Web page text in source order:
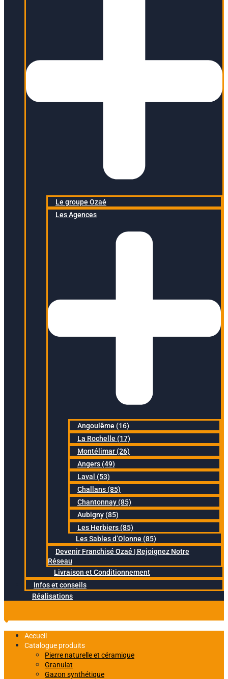
Le groupe Ozaé
Les Agences
Angoulême (16)
La Rochelle (17)
Montélimar (26)
Angers (49)
Laval (53)
Challans (85)
Chantonnay (85)
Aubigny (85)
Les Herbiers (85)
Les Sables d’Olonne (85)
Devenir Franchisé Ozaé | Rejoignez Notre
Réseau
Livraison et Conditionnement
Infos et conseils
Réalisations
Accueil
Catalogue produits
Pierre naturelle et céramique
Granulat
Gazon synthétique